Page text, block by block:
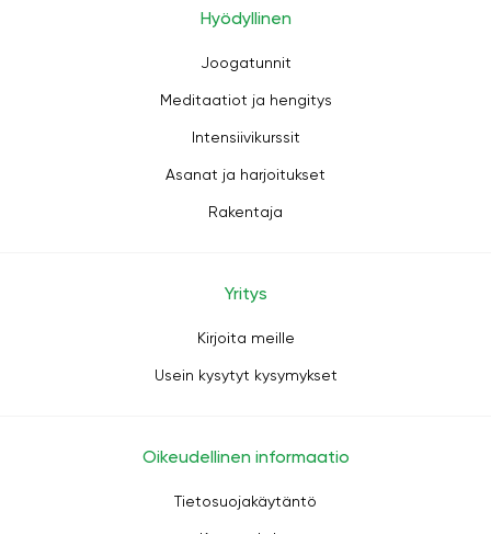
Hyödyllinen
Joogatunnit
Meditaatiot ja hengitys
Intensiivikurssit
Asanat ja harjoitukset
Rakentaja
Yritys
Kirjoita meille
Usein kysytyt kysymykset
Oikeudellinen informaatio
Tietosuojakäytäntö